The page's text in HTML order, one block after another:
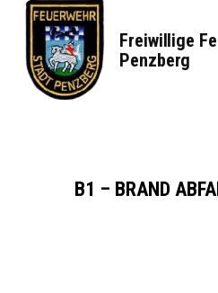
springen
Freiwillige
Penzberg
B1 – BRAND